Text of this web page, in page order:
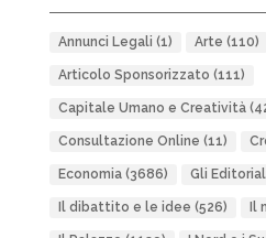
Annunci Legali (1) Arte (110)
Articolo Sponsorizzato (111)
Capitale Umano e Creatività
Consultazione Online (11)
Economia(3686) Gli
Il dibattito e le idee (526) Il